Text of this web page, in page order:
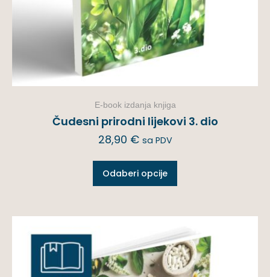
E-book izdanja knjiga
Čudesni prirodni lijekovi 3. dio
28,90 € sa PDV
Odaberi opcije